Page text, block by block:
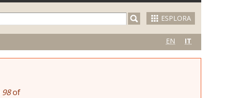
ESPLORA
EN IT
98of